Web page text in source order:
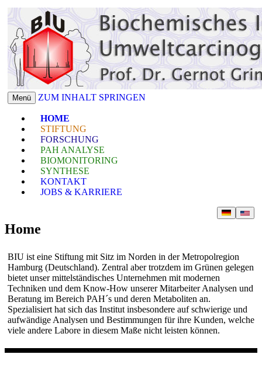
Menü ZUM INHALT SPRINGEN
HOME
STIFTUNG
FORSCHUNG
PAH ANALYSE
BIOMONITORING
SYNTHESE
KONTAKT
JOBS & KARRIERE
Home
BIU ist eine Stiftung mit Sitz im Norden in der Metropolregion
Hamburg (Deutschland). Zentral aber trotzdem im Grünen gelegen
bietet unser mittelständisches Unternehmen mit modernen
Techniken und dem Know-How unserer Mitarbeiter Analysen und
Beratung im Bereich PAH´s und deren Metaboliten an.
Spezialisiert hat sich das Institut insbesondere auf schwierige und
aufwändige Analysen und Bestimmungen für ihre Kunden, welche
viele andere Labore in diesem Maße nicht leisten können.